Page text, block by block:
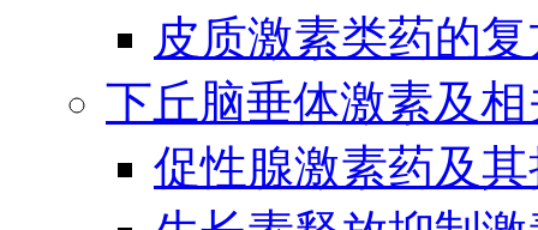
皮质激素类药的
下丘脑垂体激素及
促性腺激素药及